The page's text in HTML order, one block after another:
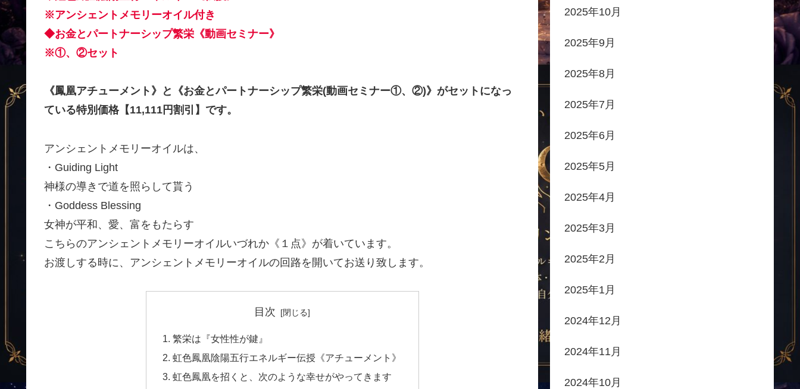
※アンシェントメモリーオイル付き
◆お金とパートナーシップ繁栄《動画セミナー》
※①、②セット
《鳳凰アチューメント》と《お金とパートナーシップ繁栄(動画セミナー①、②)》がセットになっ
ている特別価格【11,111円割引】です。
アンシェントメモリーオイルは、
・Guiding Light
神様の導きで道を照らして貰う
・Goddess Blessing
女神が平和、愛、富をもたらす
こちらのアンシェントメモリーオイルいづれか《１点》が着いています。
お渡しする時に、アンシェントメモリーオイルの回路を開いてお送り致します。
目次
繁栄は『女性性が鍵』
虹色鳳凰陰陽五行エネルギー伝授《アチューメント》
虹色鳳凰を招くと、次のような幸せがやってきます
2025年10月
2025年9月
2025年8月
2025年7月
2025年6月
2025年5月
2025年4月
2025年3月
2025年2月
2025年1月
2024年12月
2024年11月
2024年10月